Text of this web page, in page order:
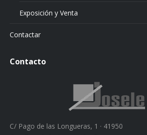
Exposición y Venta
Contactar
Contacto
C/ Pago de las Longueras, 1 · 41950